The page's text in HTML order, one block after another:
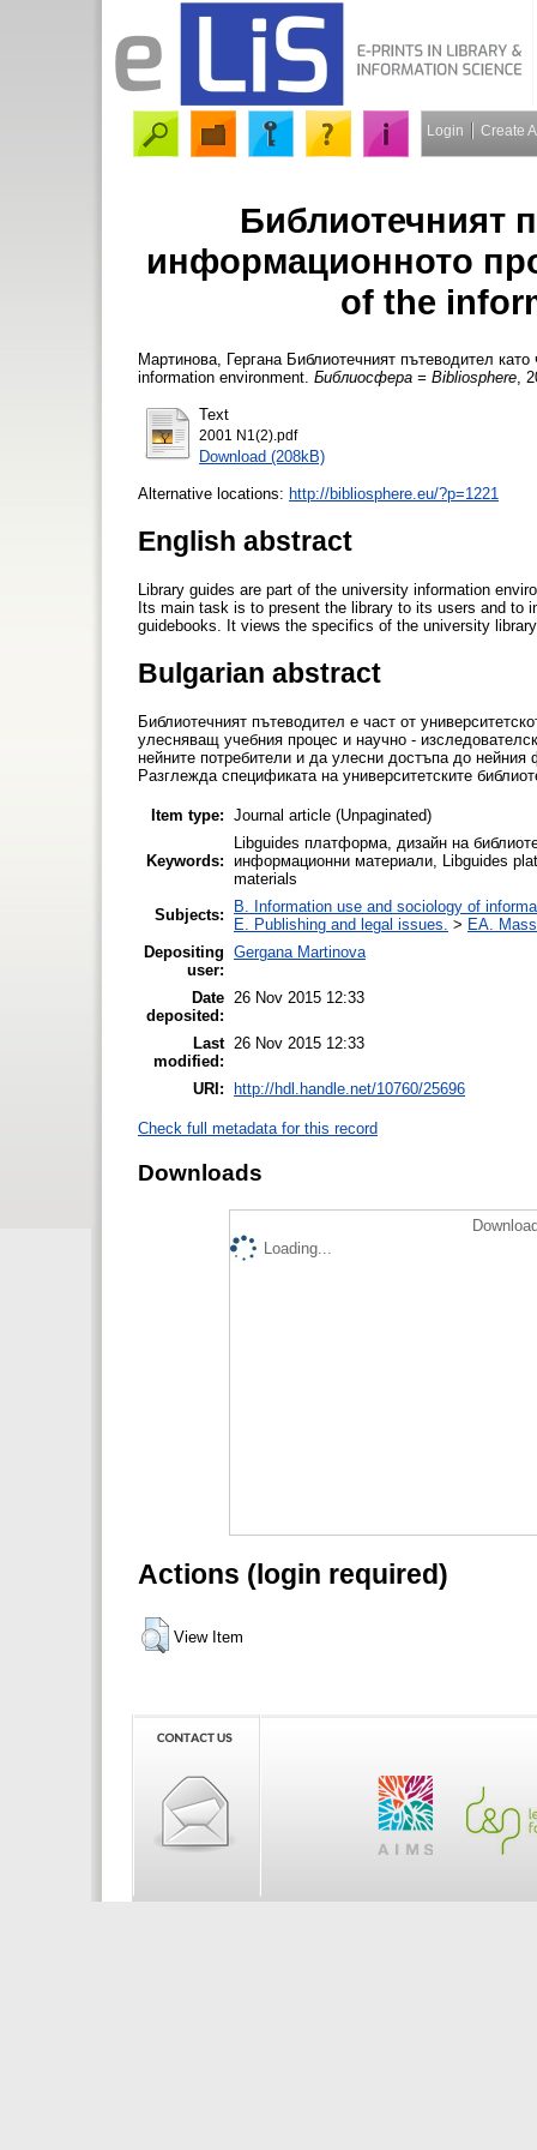
Login Create
Библиотечният
информационното
of the
Мартинова, Гергана Библиотечният пътеводител
information environment. Библиосфера = Bibliosphere ,
Text
2001 N1(2).pdf
Download (208kB)
Alternative locations: http://bibliosphere.eu/?p=1221
English abstract
Library guides are part of the university information
Its main task is to present the library to its users and
guidebooks. It views the specifics of the university
Bulgarian abstract
Библиотечният пътеводител е част от
улесняващ учебния процес и научно -
нейните потребители и да улесни достъпа до
Разглежда спецификата на университетските
Item type: Journal article (Unpaginated)
Keywords:
Libguides платформа, дизайн на
информационни материали, Libguides
materials
Subjects:
B. Information use and sociology of
E. Publishing and legal issues. > EA.
Depositing
user:
Gergana Martinova
Date
deposited:
26 Nov 2015 12:33
Last
modified:
26 Nov 2015 12:33
URI: http://hdl.handle.net/10760/25696
Check full metadata for this record
Downloads
Loading...
Actions (login required)
View Item